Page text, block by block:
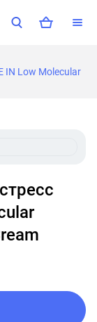
IN Low Molecular